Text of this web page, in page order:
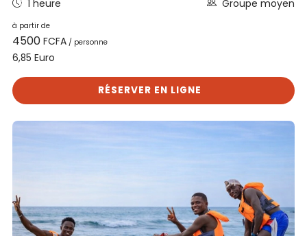
1 heure Groupe moyen
à partir de
4500FCFA / personne
6,85Euro
RÉSERVER EN LIGNE